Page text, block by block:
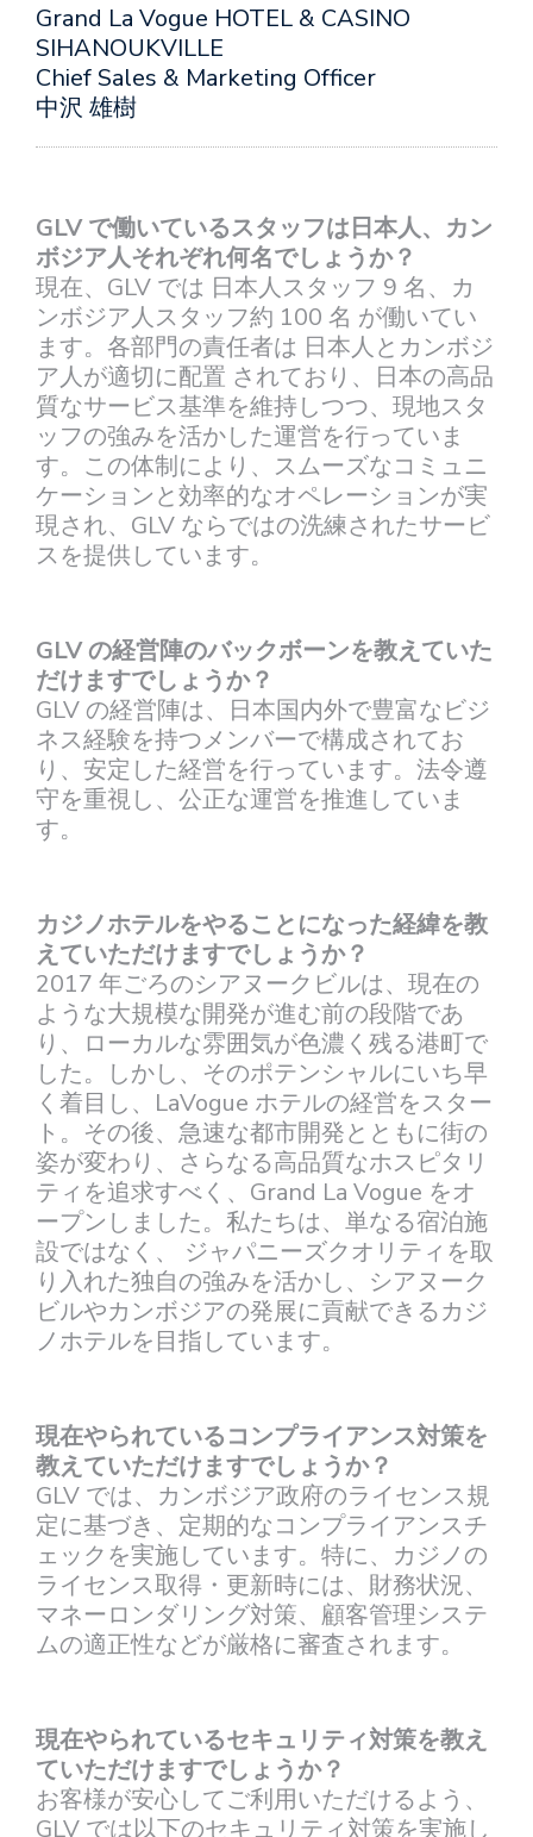
Grand La Vogue HOTEL & CASINO
SIHANOUKVILLE
Chief Sales & Marketing Officer
中沢 雄樹
GLV で働いているスタッフは日本人、カン
ボジア人それぞれ何名でしょうか？
現在、GLV では 日本人スタッフ 9 名、カ
ンボジア人スタッフ約 100 名 が働いてい
ます。各部門の責任者は 日本人とカンボジ
ア人が適切に配置 されており、日本の高品
質なサービス基準を維持しつつ、現地スタ
ッフの強みを活かした運営を行っていま
す。この体制により、スムーズなコミュニ
ケーションと効率的なオペレーションが実
現され、GLV ならではの洗練されたサービ
スを提供しています。
GLV の経営陣のバックボーンを教えていた
だけますでしょうか？
GLV の経営陣は、日本国内外で豊富なビジ
ネス経験を持つメンバーで構成されてお
り、安定した経営を行っています。法令遵
守を重視し、公正な運営を推進していま
す。
カジノホテルをやることになった経緯を教
えていただけますでしょうか？
2017 年ごろのシアヌークビルは、現在の
ような大規模な開発が進む前の段階であ
り、ローカルな雰囲気が色濃く残る港町で
した。しかし、そのポテンシャルにいち早
く着目し、LaVogue ホテルの経営をスター
ト。その後、急速な都市開発とともに街の
姿が変わり、さらなる高品質なホスピタリ
ティを追求すべく、Grand La Vogue をオ
ープンしました。私たちは、単なる宿泊施
設ではなく、 ジャパニーズクオリティを取
り入れた独自の強みを活かし、シアヌーク
ビルやカンボジアの発展に貢献できるカジ
ノホテルを目指しています。
現在やられているコンプライアンス対策を
教えていただけますでしょうか？
GLV では、カンボジア政府のライセンス規
定に基づき、定期的なコンプライアンスチ
ェックを実施しています。特に、カジノの
ライセンス取得・更新時には、財務状況、
マネーロンダリング対策、顧客管理システ
ムの適正性などが厳格に審査されます。
現在やられているセキュリティ対策を教え
ていただけますでしょうか？
お客様が安心してご利用いただけるよう、
GLV では以下のセキュリティ対策を実施し